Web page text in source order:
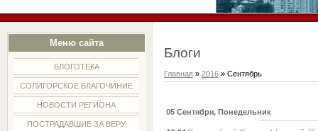
Меню сайта
БЛОГОТЕКА
СОЛИГОРСКОЕ БЛАГОЧИНИЕ
НОВОСТИ РЕГИОНА
ПОСТРАДАВШИЕ ЗА ВЕРУ
Блоги
Главная » 2016 » Сентябрь
05 Сентября, Понедельник